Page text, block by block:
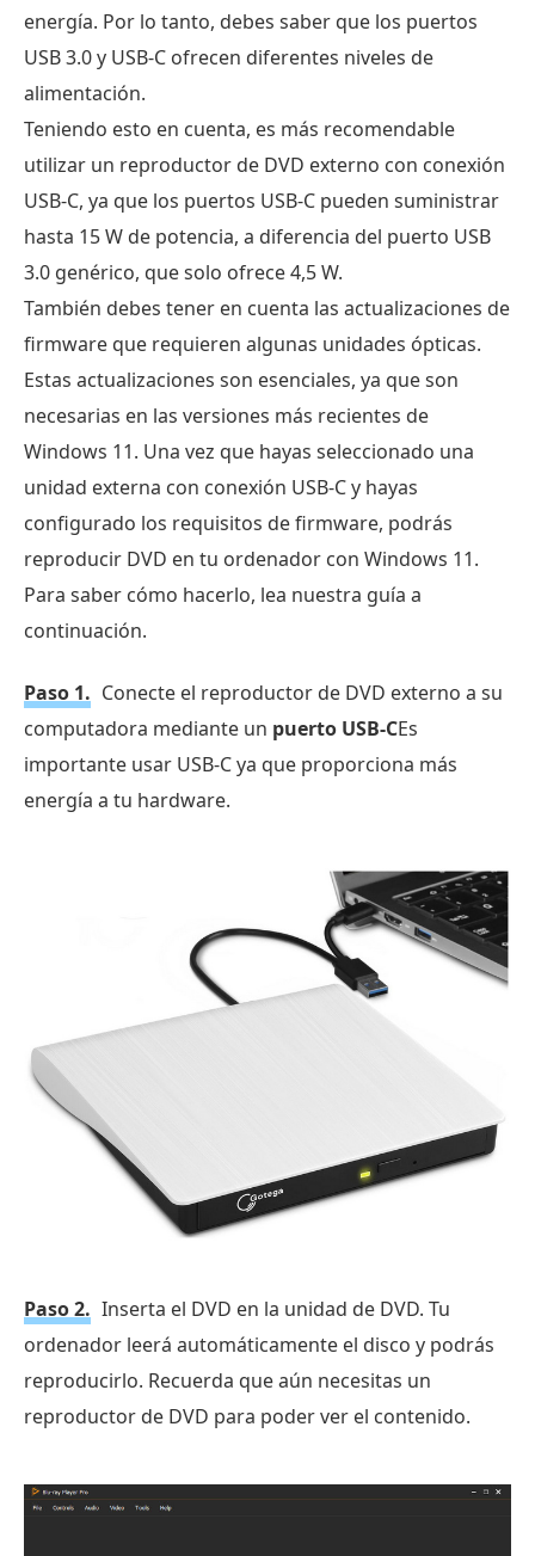
energía. Por lo tanto, debes saber que los puertos
USB 3.0 y USB-C ofrecen diferentes niveles de
alimentación.
Teniendo esto en cuenta, es más recomendable
utilizar un reproductor de DVD externo con conexión
USB-C, ya que los puertos USB-C pueden suministrar
hasta 15 W de potencia, a diferencia del puerto USB
3.0 genérico, que solo ofrece 4,5 W.
También debes tener en cuenta las actualizaciones de
firmware que requieren algunas unidades ópticas.
Estas actualizaciones son esenciales, ya que son
necesarias en las versiones más recientes de
Windows 11. Una vez que hayas seleccionado una
unidad externa con conexión USB-C y hayas
configurado los requisitos de firmware, podrás
reproducir DVD en tu ordenador con Windows 11.
Para saber cómo hacerlo, lea nuestra guía a
continuación.
Paso 1. Conecte el reproductor de DVD externo a su
computadora mediante un puerto USB-CEs
importante usar USB-C ya que proporciona más
energía a tu hardware.
Paso 2. Inserta el DVD en la unidad de DVD. Tu
ordenador leerá automáticamente el disco y podrás
reproducirlo. Recuerda que aún necesitas un
reproductor de DVD para poder ver el contenido.